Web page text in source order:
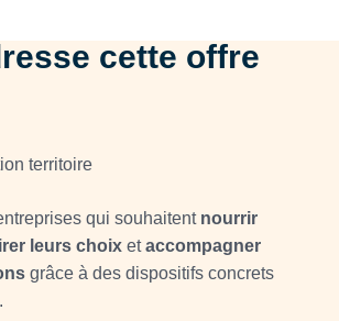
cette offre
qui souhaitent nourrir
leurs choix etaccompagner
grâce à des dispositifs concrets